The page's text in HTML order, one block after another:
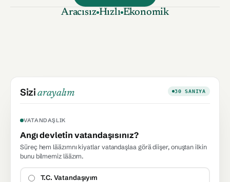
Aracısız Hızlı Ekonomik
Siziarayalım 30 SANIYA
VATANDAŞLIK
Angı devletin vatandaşısınız?
Süreç hem lääzımnı kiyatlar vatandaşlaa görä diişer, onuştan ilkin
bunu bilmemiz lääzım.
T.C. Vatandaşıyım